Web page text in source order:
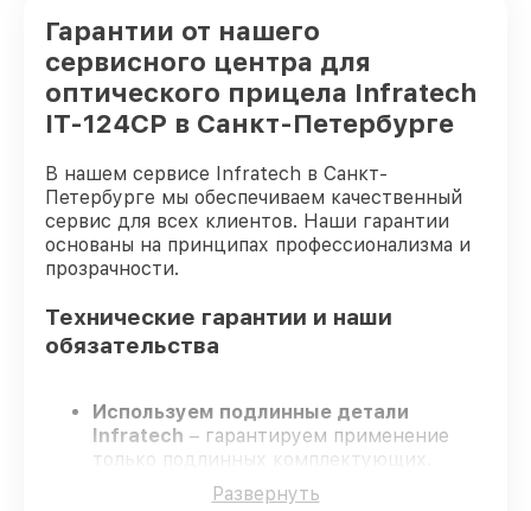
Гарантии от нашего
сервисного центра для
оптического прицела Infratech
IT-124CP в Санкт-Петербурге
В нашем сервисе Infratech в Санкт-
Петербурге мы обеспечиваем качественный
сервис для всех клиентов. Наши гарантии
основаны на принципах профессионализма и
прозрачности.
Технические гарантии и наши
обязательства
Используем подлинные детали
Infratech – гарантируем применение
только подлинных комплектующих.
Квалифицированные специалисты
Развернуть